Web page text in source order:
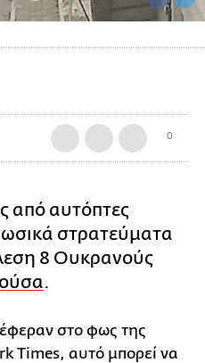
0
από αυτόπτες
στρατεύματα
8 Ουκρανούς
.
στο φως της
Times, αυτό μπορεί να